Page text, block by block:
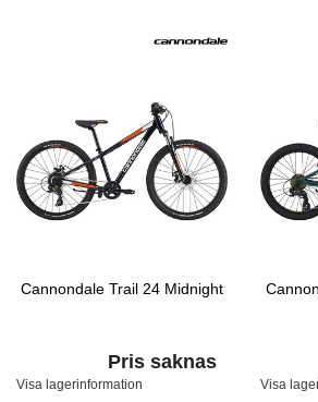
Cannondale Trail 24 Midnight
Pris saknas
Visa lagerinformation Visa